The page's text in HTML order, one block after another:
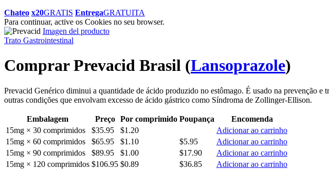
Chateo x20GRATIS EntregaGRATUITA
Para continuar, active os Cookies no seu browser.
Imagen del producto
Trato Gastrointestinal
Comprar Prevacid Brasil (Lansoprazole)
Prevacid Genérico diminui a quantidade de ácido produzido no estômago. É usado na prevenção
outras condições que envolvam excesso de ácido gástrico como Síndroma de Zollinger-Ellison.
Embalagem Preço Por comprimido Poupança
Encomenda
15mg × 30 comprimidos
$35.95 $1.20
Adicionar ao carrinho
15mg × 60 comprimidos
$65.95 $1.10 $5.95
Adicionar ao carrinho
15mg × 90 comprimidos
$89.95 $1.00 $17.90
Adicionar ao carrinho
15mg × 120 comprimidos $106.95 $0.89 $36.85
Adicionar ao carrinho